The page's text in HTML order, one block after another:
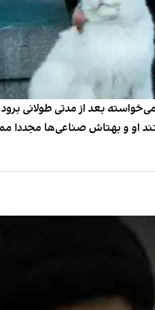
بعد از مدتی طولانی
او و بهتاش صناعی‌ها مجددا